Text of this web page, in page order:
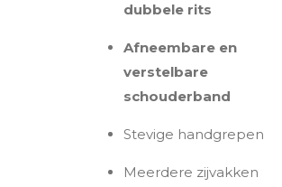
dubbele rits
Afneembare en
verstelbare
schouderband
Stevige handgrepen
Meerdere zijvakken